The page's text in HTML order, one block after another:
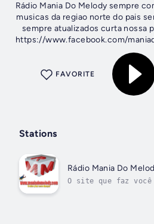
Rádio Mania Do Melody sempre
musicas da regiao norte do pais
sempre atualizados curta nossa
https://www.facebook.com/
atualizado dos
FAVORITE
Stations
Rádio Mania Do
O site que faz você